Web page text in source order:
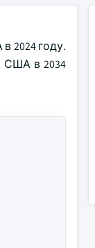
2024 году.
США в 2034